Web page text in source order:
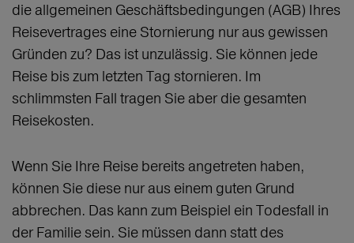
die allgemeinen Geschäftsbedingungen (AGB) Ihres
Reisevertrages eine Stornierung nur aus gewissen
Gründen zu? Das ist unzulässig. Sie können jede
Reise bis zum letzten Tag stornieren. Im
schlimmsten Fall tragen Sie aber die gesamten
Reisekosten.
Wenn Sie Ihre Reise bereits angetreten haben,
können Sie diese nur aus einem guten Grund
abbrechen. Das kann zum Beispiel ein Todesfall in
der Familie sein. Sie müssen dann statt des